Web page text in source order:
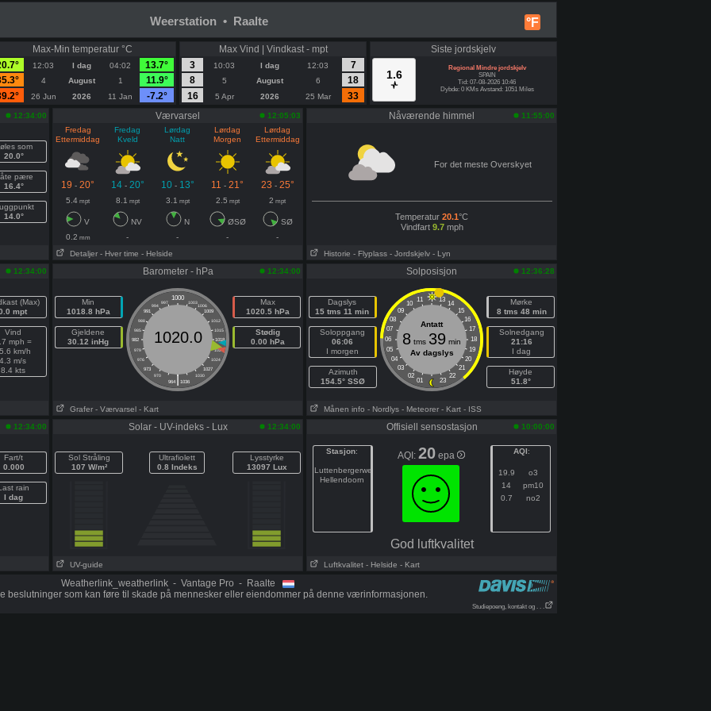
°F
Weerstation • Raalte
Max-Min temperatur °C
12:03 I dag 04:02
13.7°
4 August 1
11.9°
26 Jun 2026 11 Jan -7.2°
Max Vind | Vindkast - mpt
3
10:03 I dag 12:03
7
8
5 August 6
18
16
5 Apr 2026 25 Mar 33
Siste jordskjelv
1.6
Regional Mindre jordskjelv
SPAIN
Tid: 07-08-2026 10:46
Dybde: 0 KMs Avstand: 1051 Miles
12:34:00
som
20.0°
pære
16.4°
14.0°
Værvarsel
12:05:03
Fredag
Ettermiddag
Fredag
Kveld
Lørdag
Natt
Lørdag
Morgen
Lørdag
Ettermiddag
19 - 20° 14- 20° 10- 13° 11 - 21° 23 - 25°
5.4 mpt 8.1 mpt 3.1 mpt 2.5 mpt 2 mpt
V NV N ØSØ
SØ
0.2 mm - - -
-
Detaljer - Hver time - Helside
Nåværende himmel 11:55:00
For det meste Overskyet
Temperatur 20.1°C
Vindfart 9.7mph
Historie - Flyplass - Jordskjelv - Lyn
12:34:00
(Max)
mpt
Vind
mph =
km/h
4.3 m/s
8.4 kts
Barometer - hPa 12:34:00
Min
1018.8 hPa
Gjeldene
30.12 inHg
1000
997 1003
994
1006
991
1009
988
1012
985
1015
982
1018
979
1021
976
1024
973
1027
970
1030
|
964 1036
1020.0
Max
1020.5 hPa
Stødig
0.00 hPa
Grafer - Værvarsel - Kart
Solposisjon 12:36:28
Dagslys
15 tms 11 min
Soloppgang
06:06
I morgen
Azimuth
154.5° SSØ
11 13
10
14
09
15
08
16
07
17
06
18
05
19
04
20
03
21
02
22
01 23
Antatt
8 tms 39 min
Av dagslys
Mørke
8 tms 48 min
Solnedgang
21:16
I dag
Høyde
51.8°
Månen info - Nordlys - Meteorer - Kart - ISS
12:34:00
Fart/t
0.000
rain
I dag
Solar - UV-indeks - Lux 12:34:00
Sol Stråling
107 W/m²
Ultrafiolett
0.8 Indeks
Lysstyrke
13097 Lux
UV-guide
Offisiell sensostasjon 10:00:00
Stasjon:
Luttenbergerweg
Hellendoorn
AQI: 20 epa AQI:
19.9
o3
14
pm10
0.7
no2
God luftkvalitet
Luftkvalitet - Helside - Kart
Weatherlink_weatherlink - Vantage Pro - Raalte
beslutninger som kan føre til skade på mennesker eller eiendommer på denne værinformasjonen.
Studiepoeng, kontakt og . . .